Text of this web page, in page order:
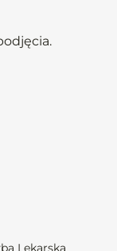
Lekarska